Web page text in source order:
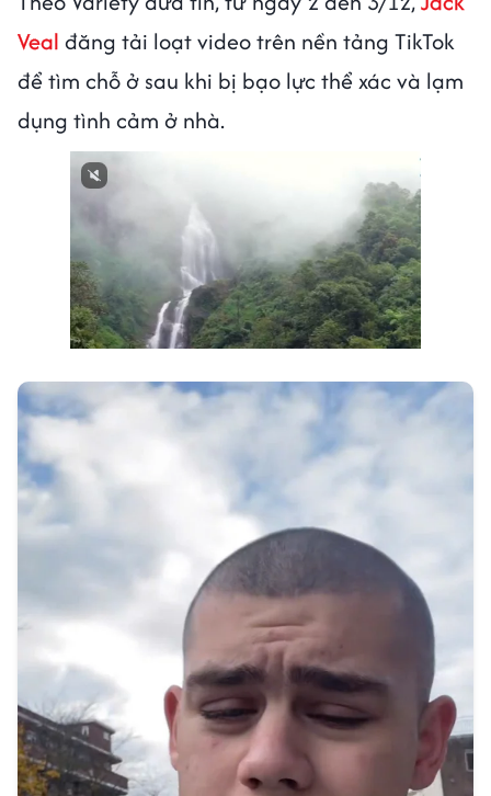
Veal đăng tải loạt video trên nền tảng TikTok
để tìm chỗ ở sau khi bị bạo lực thể xác và lạm
dụng tình cảm ở nhà.
Next video in 1 Cancel